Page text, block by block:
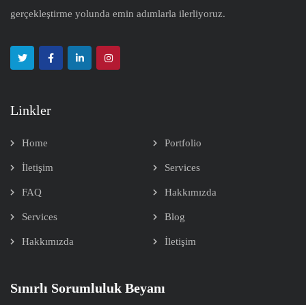
gerçekleştirme yolunda emin adımlarla ilerliyoruz.
Linkler
Home Portfolio
İletişim Services
FAQ Hakkımızda
Services Blog
Hakkımızda İletişim
Sınırlı Sorumluluk Beyanı